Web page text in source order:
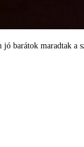
jó barátok maradtak